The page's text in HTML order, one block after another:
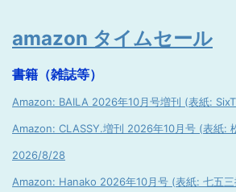
amazon タイムセール
書籍（雑誌等）
Amazon: BAILA 2026年10月号増刊 (表紙:
Amazon: CLASSY.増刊 2026年10月号 (表紙:
2026/8/28
Amazon: Hanako 2026年10月号 (表紙: 七五